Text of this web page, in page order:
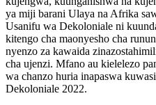
ya miji barani Ulaya na Afrika
Usanifu wa Dekoloniale ni
kitengo cha maonyesho cha
nyenzo za kawaida
cha ujenzi. Mfano au kielelezo
wa chanzo huria inapaswa
Dekoloniale 2022.